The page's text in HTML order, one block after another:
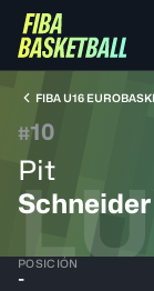
FIBA U16
#10
Pit
Schneider
POSICIÓN
-